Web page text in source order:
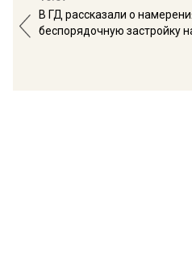
В ГД рассказали о
беспорядочную застройку